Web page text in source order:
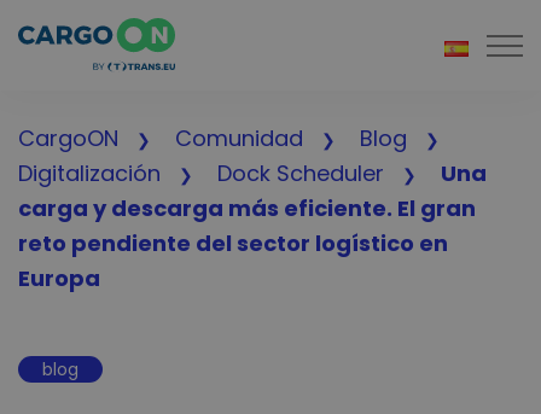
CargoON Comunidad
Blog
Digitalización
Dock Scheduler
Una
carga y descarga más eficiente. El gran
reto pendiente del sector logístico en
Europa
blog